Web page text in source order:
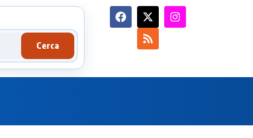
Cerca